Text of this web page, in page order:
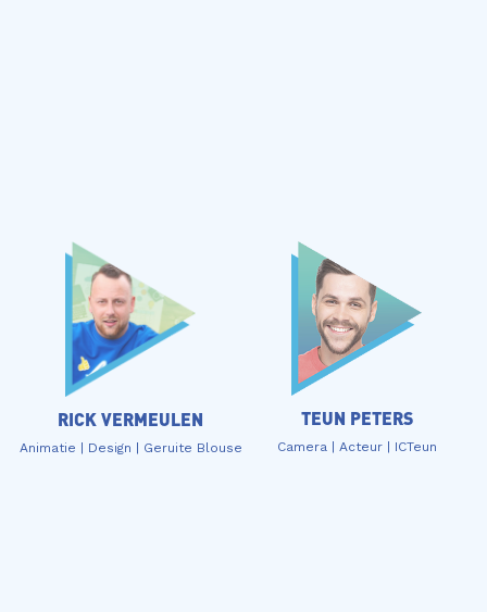
RICK VERMEULEN
Animatie | Design | Geruite Blouse
TEUN PETERS
Camera | Acteur | ICTeun